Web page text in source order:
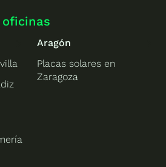
oficinas
Aragón
Placas solares en
Zaragoza